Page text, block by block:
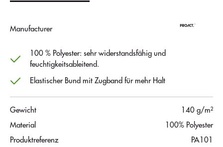
Manufacturer
100 % Polyester: sehr widerstandsfähig und
feuchtigkeitsableitend.
Elastischer Bund mit Zugband für mehr Halt
Gewicht
140 g/m²
Material
100% Polyester
Produktreferenz
PA101